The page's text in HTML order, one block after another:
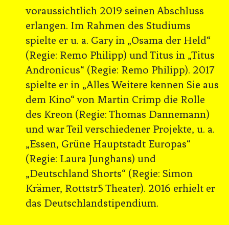
voraussichtlich 2019 seinen Abschluss
erlangen. Im Rahmen des Studiums
spielte er u. a. Gary in „Osama der Held“
(Regie: Remo Philipp) und Titus in „Titus
Andronicus“ (Regie: Remo Philipp). 2017
spielte er in „Alles Weitere kennen Sie aus
dem Kino“ von Martin Crimp die Rolle
des Kreon (Regie: Thomas Dannemann)
und war Teil verschiedener Projekte, u. a.
„Essen, Grüne Hauptstadt Europas“
(Regie: Laura Junghans) und
„Deutschland Shorts“ (Regie: Simon
Krämer, Rottstr5 Theater). 2016 erhielt er
das Deutschlandstipendium.